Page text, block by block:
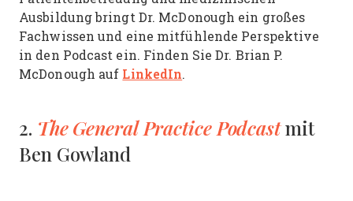
Ausbildung bringt Dr. McDonough ein großes
Fachwissen und eine mitfühlende Perspektive
in den Podcast ein. Finden Sie Dr. Brian P.
McDonough auf LinkedIn.
2. The General Practice Podcastmit
Ben Gowland